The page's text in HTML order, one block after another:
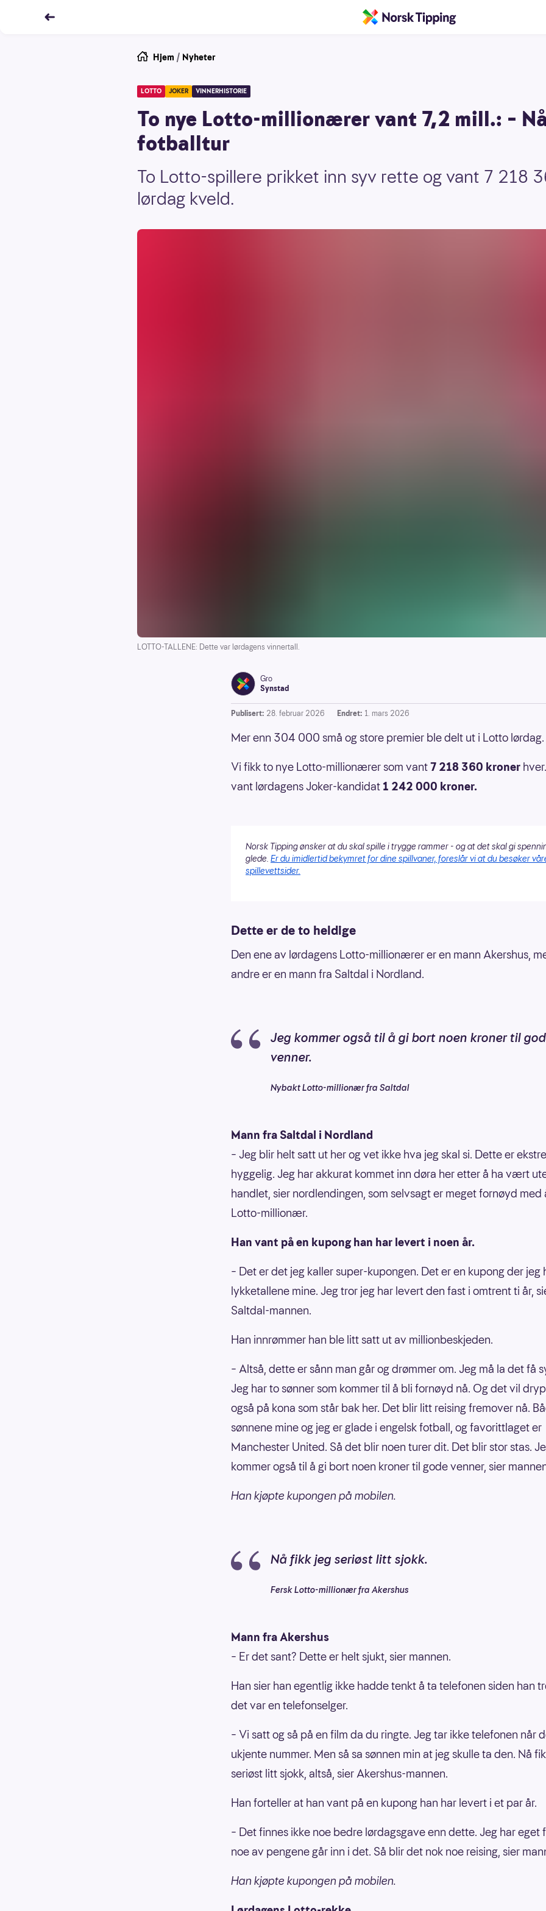
Hjem / Nyheter
LOTTO JOKER VINNERHISTORIE
To nye Lotto-millionærer vant 7,2 mill.: –
fotballtur
To Lotto-spillere prikket inn syv rette og vant 7 218
lørdag kveld.
LOTTO-TALLENE: Dette var lørdagens vinnertall.
Gro
Synstad
Publisert: 28. februar 2026 Endret: 1. mars 2026
Mer enn 304 000 små og store premier ble delt ut i Lotto lørdag.
Vi fikk to nye Lotto-millionærer som vant7 218 360 kroner
vant lørdagens Joker-kandidat1 242 000 kroner.
Norsk Tipping ønsker at du skal spille i trygge rammer - og at det skal gi
glede. Er du imidlertid bekymret for dine spillvaner, foreslår vi at du besøker
spillevettsider.
Dette er de to heldige
Den ene av lørdagens Lotto-millionærer er en mann Akershus,
andre er en mann fra Saltdal i Nordland.
Jeg kommer også til å gi bort noen kroner til
venner.
Nybakt Lotto-millionær fra Saltdal
Mann fra Saltdal i Nordland
– Jeg blir helt satt ut her og vet ikke hva jeg skal si. Dette er
hyggelig. Jeg har akkurat kommet inn døra her etter å ha vært
handlet, sier nordlendingen, som selvsagt er meget fornøyd med
Lotto-millionær.
Han vant på en kupong han har levert i noen år.
– Det er det jeg kaller super-kupongen. Det er en kupong der jeg
lykketallene mine. Jeg tror jeg har levert den fast i omtrent ti år,
Saltdal-mannen.
Han innrømmer han ble litt satt ut av millionbeskjeden.
– Altså, dette er sånn man går og drømmer om. Jeg må la det få
Jeg har to sønner som kommer til å bli fornøyd nå. Og det vil
også på kona som står bak her. Det blir litt reising fremover nå.
sønnene mine og jeg er glade i engelsk fotball, og favorittlaget er
Manchester United. Så det blir noen turer dit. Det blir stor stas.
kommer også til å gi bort noen kroner til gode venner, sier
Han kjøpte kupongen på mobilen.
Nå fikk jeg seriøst litt sjokk.
Fersk Lotto-millionær fra Akershus
Mann fra Akershus
– Er det sant? Dette er helt sjukt, sier mannen.
Han sier han egentlig ikke hadde tenkt å ta telefonen siden han
det var en telefonselger.
– Vi satt og så på en film da du ringte. Jeg tar ikke telefonen når
ukjente nummer. Men så sa sønnen min at jeg skulle ta den. Nå
seriøst litt sjokk, altså, sier Akershus-mannen.
Han forteller at han vant på en kupong han har levert i et par år.
– Det finnes ikke noe bedre lørdagsgave enn dette. Jeg har eget
noe av pengene går inn i det. Så blir det nok noe reising, sier
Han kjøpte kupongen på mobilen.